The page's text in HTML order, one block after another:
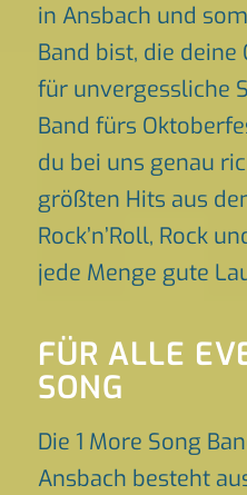
in Ansbach und
Band bist, die
für unvergessliche
Band fürs
du bei uns genau
größten Hits aus
Rock’n’Roll, Rock
jede Menge gute
FÜR ALLE
SONG
Die 1 More Song
Ansbach besteht